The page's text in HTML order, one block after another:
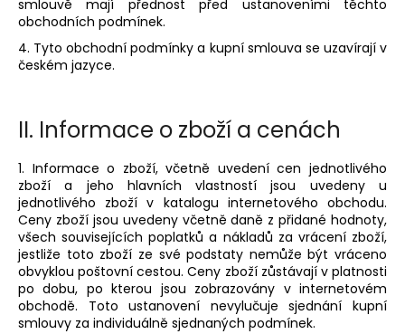
smlouvě mají přednost před ustanoveními těchto
obchodních podmínek.
4. Tyto obchodní podmínky a kupní smlouva se uzavírají v
českém jazyce.
II. Informace o zboží a cenách
1. Informace o zboží, včetně uvedení cen jednotlivého
zboží a jeho hlavních vlastností jsou uvedeny u
jednotlivého zboží v katalogu internetového obchodu.
Ceny zboží jsou uvedeny včetně daně z přidané hodnoty,
všech souvisejících poplatků a nákladů za vrácení zboží,
jestliže toto zboží ze své podstaty nemůže být vráceno
obvyklou poštovní cestou. Ceny zboží zůstávají v platnosti
po dobu, po kterou jsou zobrazovány v internetovém
obchodě. Toto ustanovení nevylučuje sjednání kupní
smlouvy za individuálně sjednaných podmínek.
D
p
o
u
č
u
j
e
m
e